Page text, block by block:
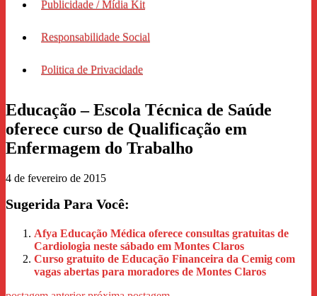
Publicidade / Mídia Kit
Responsabilidade Social
Politica de Privacidade
Educação – Escola Técnica de Saúde
oferece curso de Qualificação em
Enfermagem do Trabalho
4 de fevereiro de 2015
Sugerida Para Você:
Afya Educação Médica oferece consultas gratuitas de
Cardiologia neste sábado em Montes Claros
Curso gratuito de Educação Financeira da Cemig com
vagas abertas para moradores de Montes Claros